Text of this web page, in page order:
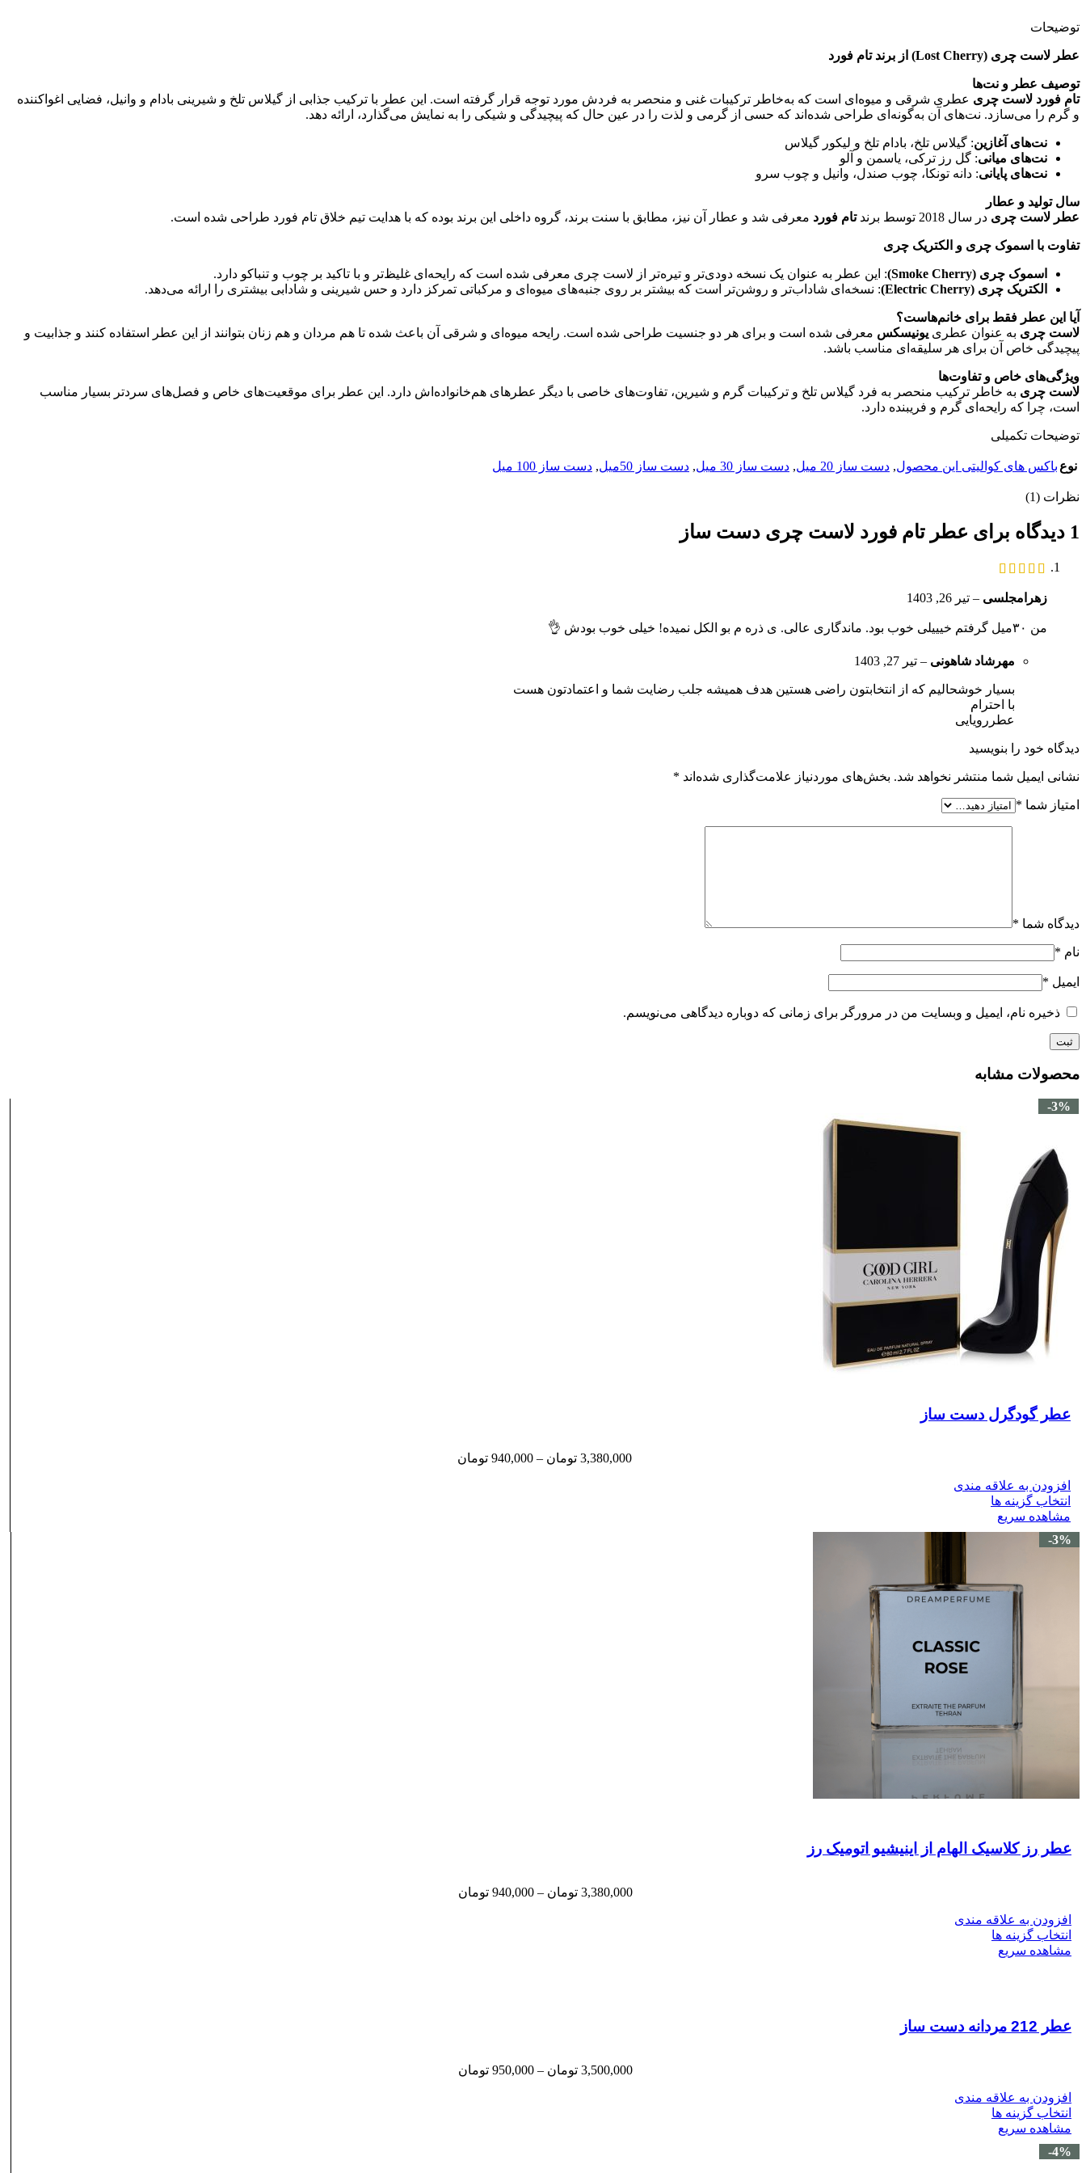
توضیحات
عطر لاست چری (Lost Cherry) از برند تام فورد
توصیف عطر و نت‌ها
تام فورد لاست چری عطری شرقی و میوه‌ای است که به‌خاطر ترکیبات غنی و منحصر به فردش مورد توجه قرار گرفته است. این عطر با ترکیب جذابی از گیلاس تلخ و شیرینی بادام و وانیل، فضایی اغواکننده
و گرم را می‌سازد. نت‌های آن به‌گونه‌ای طراحی شده‌اند که حسی از گرمی و لذت را در عین حال که پیچیدگی و شیکی را به نمایش می‌گذارد، ارائه دهد.
نت‌های آغازین: گیلاس تلخ، بادام تلخ و لیکور گیلاس
نت‌های میانی: گل رز ترکی، یاسمن و آلو
نت‌های پایانی: دانه تونکا، چوب صندل، وانیل و چوب سرو
سال تولید و عطار
عطر لاست چری در سال 2018 توسط برند تام فورد معرفی شد و عطار آن نیز، مطابق با سنت برند، گروه داخلی این برند بوده که با هدایت تیم خلاق تام فورد طراحی شده است.
تفاوت با اسموک چری و الکتریک چری
اسموک چری (Smoke Cherry)
: این عطر به عنوان یک نسخه دودی‌تر و تیره‌تر از لاست چری معرفی شده است که رایحه‌ای غلیظ‌تر و با تاکید بر چوب و تنباکو دارد.
الکتریک چری (Electric Cherry)
: نسخه‌ای شاداب‌تر و روشن‌تر است که بیشتر بر روی جنبه‌های میوه‌ای و مرکباتی تمرکز دارد و حس شیرینی و شادابی بیشتری را ارائه می‌دهد.
آیا این عطر فقط برای خانم‌هاست؟
لاست چری به عنوان عطری یونیسکس معرفی شده است و برای هر دو جنسیت طراحی شده است. رایحه میوه‌ای و شرقی آن باعث شده تا هم مردان و هم زنان بتوانند از این عطر استفاده کنند و جذابیت و
پیچیدگی خاص آن برای هر سلیقه‌ای مناسب باشد.
ویژگی‌های خاص و تفاوت‌ها
لاست چری به خاطر ترکیب منحصر به فرد گیلاس تلخ و ترکیبات گرم و شیرین، تفاوت‌های خاصی با دیگر عطرهای هم‌خانواده‌اش دارد. این عطر برای موقعیت‌های خاص و فصل‌های سردتر بسیار مناسب
است، چرا که رایحه‌ای گرم و فریبنده دارد.
توضیحات تکمیلی
نوع باکس های کوالیتی این محصول, دست ساز 20 میل , دست ساز 30 میل , دست ساز 50میل , دست ساز 100 میل
نظرات (1)
1 دیدگاه برای عطر تام فورد لاست چری دست ساز
زهرامجلسی – تیر 26, 1403
من ۳۰میل گرفتم خیییلی خوب بود. ماندگاری عالی. ی ذره م بو الکل نمیده! خیلی خوب بودش 👌
مهرشاد شاهونی – تیر 27, 1403
بسیار خوشحالیم که از انتخابتون راضی هستین هدف همیشه جلب رضایت شما و اعتمادتون هست
با احترام
عطررویایی
دیدگاه خود را بنویسید
نشانی ایمیل شما منتشر نخواهد شد. بخش‌های موردنیاز علامت‌گذاری شده‌اند *
امتیاز شما *
دیدگاه شما *
نام *
ایمیل *
ذخیره نام، ایمیل و وبسایت من در مرورگر برای زمانی که دوباره دیدگاهی می‌نویسم.
محصولات مشابه
-3%
عطر گودگرل دست ساز
3,380,000 تومان –
940,000 تومان
افزودن به علاقه مندی
انتخاب گزینه ها
مشاهده سریع
-3%
عطر رز کلاسیک الهام از اینیشیو اتومیک رز
3,380,000 تومان –
940,000 تومان
افزودن به علاقه مندی
انتخاب گزینه ها
مشاهده سریع
عطر 212 مردانه دست ساز
3,500,000 تومان –
950,000 تومان
افزودن به علاقه مندی
انتخاب گزینه ها
مشاهده سریع
-4%